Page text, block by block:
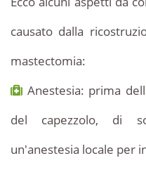
causato dalla
mastectomia:
Anestesia: prima
del capezzolo, di
un'anestesia locale per